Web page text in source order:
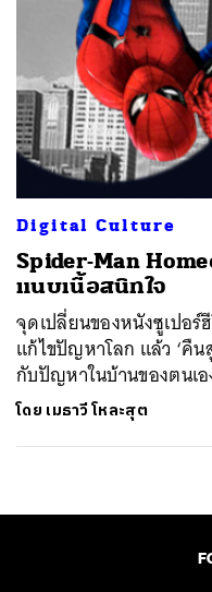
Digital Culture
Spider-Man
แนบเนื้อสนิทใจ
จุดเปลี่ยนของหนังซูเปอร์
แก้ไขปัญหาโลก แล้ว ‘คื
กับปัญหาในบ้านของตนเอ
โดย เมธาวี โหละสุต
ค้นหา
SHARE